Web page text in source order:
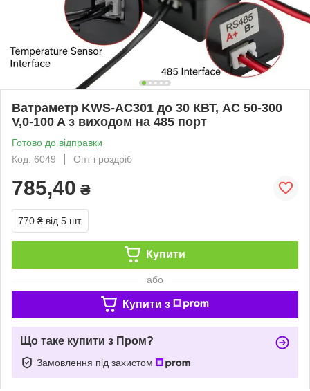
Ватраметр KWS-AC301 до 30 КВТ, AC 50-300
V,0-100 A з виходом на 485 порт
Готово до відправки
Код: 6049
Опт і роздріб
785,40 ₴
770 ₴ від 5 шт.
Купити
або
Купити з
Що таке купити з Пром?
Замовлення під захистом